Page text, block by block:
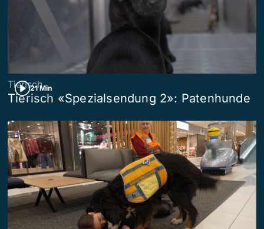
21 Min
Tierisch
Tierisch «Spezialsendung 2»: Patenhunde